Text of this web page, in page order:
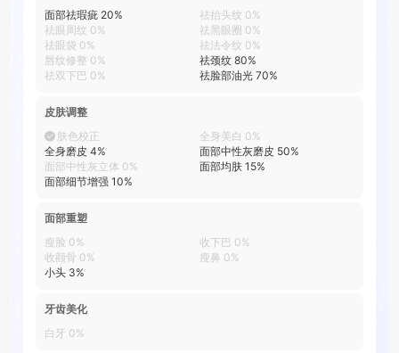
面部祛瑕疵 20% 祛抬头纹 0%
祛眼周纹 0% 祛黑眼圈 0%
祛眼袋 0% 祛法令纹 0%
唇纹修整 0% 祛颈纹 80%
祛双下巴 0% 祛脸部油光 70%
皮肤调整
肤色校正
全身美白 0%
全身磨皮 4% 面部中性灰磨皮 50%
面部中性灰立体 0% 面部均肤 15%
面部细节增强 10%
面部重塑
瘦脸 0% 收下巴 0%
收颧骨 0% 瘦鼻 0%
小头 3%
牙齿美化
白牙 0%